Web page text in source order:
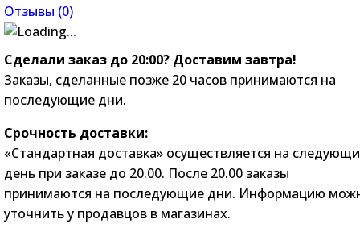
Отзывы (0)
Сделали заказ до 20:00? Доставим завтра!
Заказы, сделанные позже 20 часов принимаются на
последующие дни.
Срочность доставки:
«Стандартная доставка» осуществляется на
день при заказе до 20.00. После 20.00 заказы
принимаются на последующие дни. Информацию
уточнить у продавцов в магазинах.